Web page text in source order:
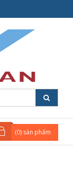
(0) sản phẩm